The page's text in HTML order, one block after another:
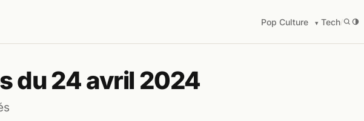
Pop Culture Tech/
du 24 avril 2024